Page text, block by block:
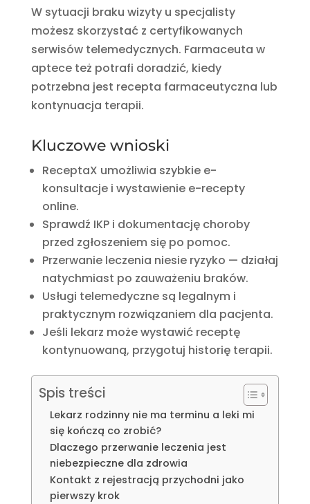
W sytuacji braku wizyty u specjalisty
możesz skorzystać z certyfikowanych
serwisów telemedycznych. Farmaceuta w
aptece też potrafi doradzić, kiedy
potrzebna jest recepta farmaceutyczna lub
kontynuacja terapii.
Kluczowe wnioski
ReceptaX umożliwia szybkie e-
konsultacje i wystawienie e-recepty
online.
Sprawdź IKP i dokumentację choroby
przed zgłoszeniem się po pomoc.
Przerwanie leczenia niesie ryzyko — działaj
natychmiast po zauważeniu braków.
Usługi telemedyczne są legalnym i
praktycznym rozwiązaniem dla pacjenta.
Jeśli lekarz może wystawić receptę
kontynuowaną, przygotuj historię terapii.
Spis treści
Lekarz rodzinny nie ma terminu a leki mi
się kończą co zrobić?
Dlaczego przerwanie leczenia jest
niebezpieczne dla zdrowia
Kontakt z rejestracją przychodni jako
pierwszy krok